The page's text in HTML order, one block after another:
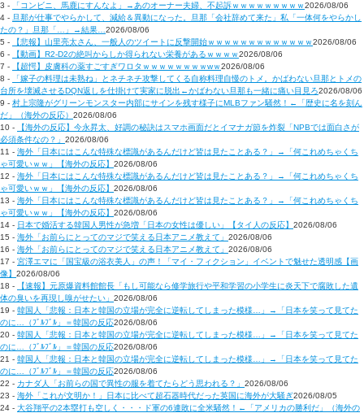
3 -
「コンビニ、馬鹿にすんなよ」→あのオーナー夫婦、不起訴ｗｗｗｗｗｗｗｗｗ2026/08/06
4 - 旦那が仕事でやらかして、減給＆異動になった。旦那「会社辞めて来た」私「一体何をやらかし
たの？」旦那「…」→結果…2026/08/06
5 -
【悲報】山里亮太さん、一般人のツイートに反撃開始ｗｗｗｗｗｗｗｗｗｗｗｗｗ2026/08/06
6 -
【動画】R2-D2の絶叫からしか得られない栄養があるｗｗｗｗ2026/08/06
7 -
【超愕】皮膚科の薬すごすぎワロタｗｗｗｗｗｗｗｗwｗ2026/08/06
8 -
「嫁子の料理は未熟ね」とネチネチ攻撃してくる自称料理自慢のトメ。かばわない旦那とトメの
台所を壊滅させるDQN返しを仕掛けて実家に脱出←かばわない旦那も一緒に痛い目見ろ2026/08/06
9 - 村上宗隆がグリーンモンスター内部にサインを残す様子にMLBファン騒然！←「歴史に名を刻ん
だ」（海外の反応） 2026/08/06
10 -
【海外の反応】今永昇太、好調の秘訣はスマホ画面だとイマナガ節を炸裂「NPBでは面白さが
必須条件なの？」 2026/08/06
11 - 海外「日本にはこんな特殊な標識があるんだけど皆は見たことある？」→「何これめちゃくち
ゃ可愛いｗｗ」【海外の反応】 2026/08/06
12 - 海外「日本にはこんな特殊な標識があるんだけど皆は見たことある？」→「何これめちゃくち
ゃ可愛いｗｗ」【海外の反応】 2026/08/06
13 - 海外「日本にはこんな特殊な標識があるんだけど皆は見たことある？」→「何これめちゃくち
ゃ可愛いｗｗ」【海外の反応】 2026/08/06
14 - 日本で婚活する韓国人男性が急増「日本の女性は優しい」【タイ人の反応】 2026/08/06
15 - 海外「お前らにとってのマジで笑える日本アニメ教えて」 2026/08/06
16 - 海外「お前らにとってのマジで笑える日本アニメ教えて」 2026/08/06
17 - 宮澤エマに「国宝級の浴衣美人」の声！「マイ・フィクション」イベントで魅せた透明感【画
像】 2026/08/06
18 -
【速報】元原爆資料館館長「もし可能なら修学旅行や平和学習の小学生に炎天下で腐敗した遺
体の臭いを再現し嗅がせたい」 2026/08/06
19 - 韓国人「悲報：日本と韓国の立場が完全に逆転してしまった模様…」→「日本を笑って見てた
のに…（ﾌﾞﾙﾌﾞﾙ」＝韓国の反応2026/08/06
20 - 韓国人「悲報：日本と韓国の立場が完全に逆転してしまった模様…」→「日本を笑って見てた
のに…（ﾌﾞﾙﾌﾞﾙ」＝韓国の反応2026/08/06
21 - 韓国人「悲報：日本と韓国の立場が完全に逆転してしまった模様…」→「日本を笑って見てた
のに…（ﾌﾞﾙﾌﾞﾙ」＝韓国の反応2026/08/06
22 - カナダ人「お前らの国で異性の服を着てたらどう思われる？」 2026/08/06
23 - 海外「これが文明か！」日本に比べて超石器時代だった英国に海外が大騒ぎ2026/08/05
24 - 大谷翔平の2本塁打も空しく・・・ド軍の6連敗に全米騒然！←「アメリカの勝利だ」（海外の